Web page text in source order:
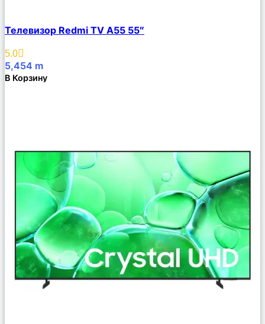
Описание
Избранное
Телевизор Redmi TV A55 55″
5.0
5,454 m
В Корзину